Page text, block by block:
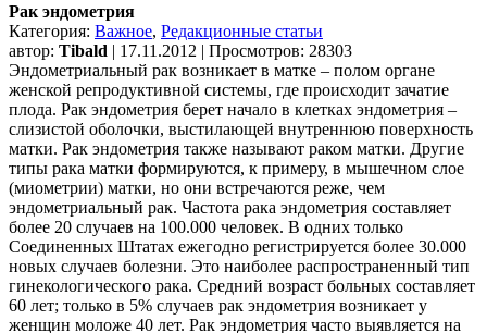
Рак эндометрия
Категория: Важное, Редакционные статьи
автор: Tibald | 17.11.2012 | Просмотров: 28303
Эндометриальный рак возникает в матке – полом органе
женской репродуктивной системы, где происходит зачатие
плода. Рак эндометрия берет начало в клетках эндометрия –
слизистой оболочки, выстилающей внутреннюю поверхность
матки. Рак эндометрия также называют раком матки. Другие
типы рака матки формируются, к примеру, в мышечном слое
(миометрии) матки, но они встречаются реже, чем
эндометриальный рак. Частота рака эндометрия составляет
более 20 случаев на 100.000 человек. В одних только
Соединенных Штатах ежегодно регистрируется более 30.000
новых случаев болезни. Это наиболее распространенный тип
гинекологического рака. Средний возраст больных составляет
60 лет; только в 5% случаев рак эндометрия возникает у
женщин моложе 40 лет. Рак эндометрия часто выявляется на